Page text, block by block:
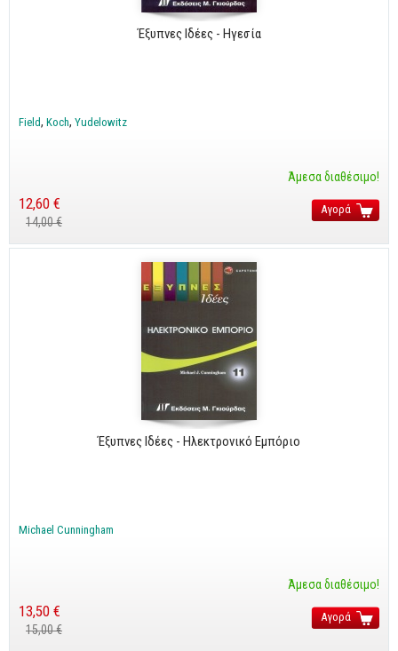
Μηχανολόγων
Γεωπονικά
Προσφορές
Έξυπνες Ιδέες - Ηγεσία
Field Koch Yudelowitz
Άμεσα διαθέσιμο!
12,60 €
14,00 €
Αγορά
Έξυπνες Ιδέες - Ηλεκτρονικό Εμπόριο
Michael Cunningham
Άμεσα διαθέσιμο!
13,50 €
15,00 €
Αγορά